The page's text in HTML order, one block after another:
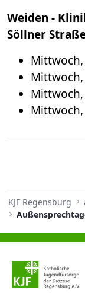
Weiden -
Söllner
Mittwoch,
Mittwoch,
Mittwoch,
Mittwoch,
KJF Regensburg